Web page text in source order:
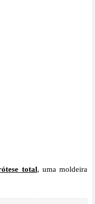
total, uma moldeira